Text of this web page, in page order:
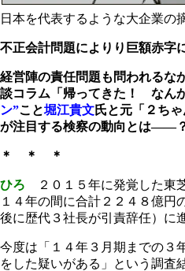
日本を代表するような大企業
不正会計問題によりり巨額赤字
経営陣の責任問題も問われるなか
談コラム「帰ってきた！ なん
ン”こと堀江貴文氏と元「２ち
が注目する検察の動向とは――
＊ ＊ ＊
ひろ ２０１５年に発覚した東
１４年の間に合計２２４８億円
後に歴代３社長が引責辞任）に
今度は「１４年３月期までの３
をした疑いがある」という調査